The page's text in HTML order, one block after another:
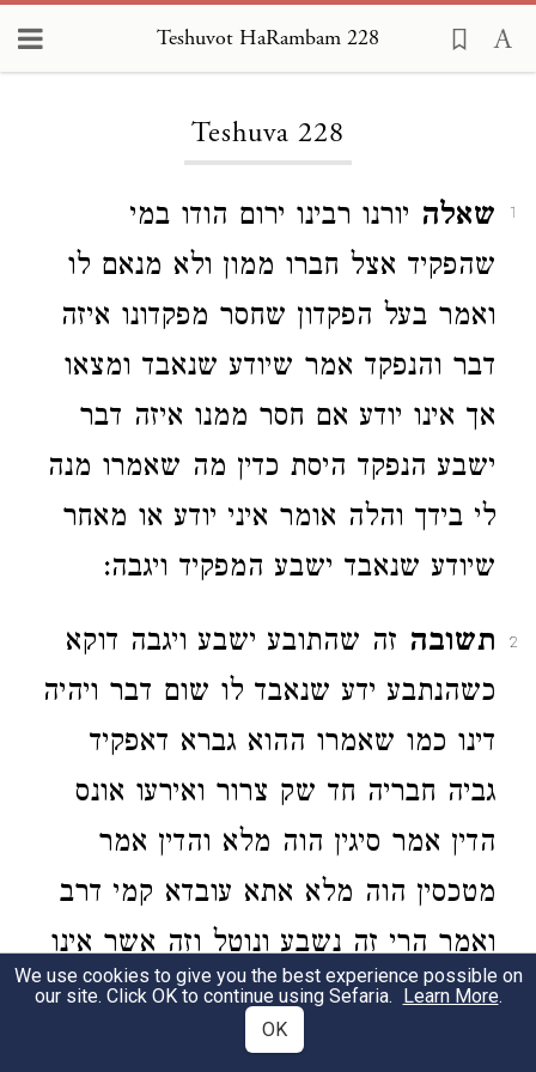
Teshuvot HaRambam 228
Teshuva 228
1 שאלה יורנו רבינו ירום הודו במי
שהפקיד אצל חברו ממון ולא מנאם לו
ואמר בעל הפקדון שחסר מפקדונו איזה
דבר והנפקד אמר שיודע שנאבד ומצאו
אך אינו יודע אם חסר ממנו איזה דבר
ישבע הנפקד היסת כדין מה שאמרו מנה
לי בידך והלה אומר איני יודע או מאחר
שיודע שנאבד ישבע המפקיד ויגבה:
2 תשובה זה שהתובע ישבע ויגבה דוקא
כשהנתבע ידע שנאבד לו שום דבר ויהיה
דינו כמו שאמרו ההוא גברא דאפקיד
גביה חבריה חד שק צרור ואירעו אונס
הדין אמר סיגין הוה מלא והדין אמר
מטכסין הוה מלא אתא עובדא קמי דרב
ואמר הרי זה נשבע ונוטל וזה אשר אינו
יודע אם נאבד ממנו איזה דבר יהיה דינו
כמו שאמרנו ישבע ויפטר:
We use cookies to give you the best experience possible on
our site. Click OK to continue using Sefaria. Learn More.
OK